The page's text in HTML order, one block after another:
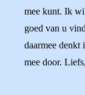
mee kunt. Ik
goed van u
daarmee denkt
mee door.